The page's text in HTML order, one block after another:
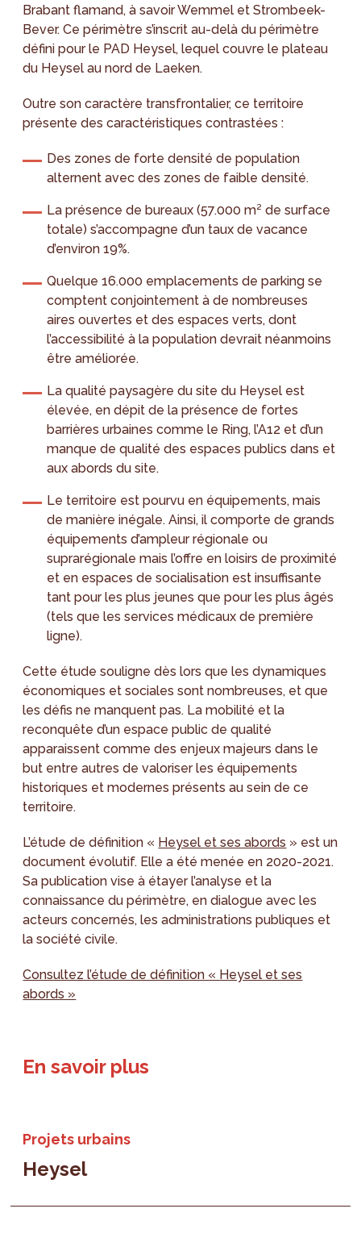
Brabant flamand, à savoir Wemmel et Strombeek-
Bever. Ce périmètre s’inscrit au-delà du périmètre
défini pour le PAD Heysel, lequel couvre le plateau
du Heysel au nord de Laeken.
Outre son caractère transfrontalier, ce territoire
présente des caractéristiques contrastées :
Des zones de forte densité de population
alternent avec des zones de faible densité.
La présence de bureaux (57.000 m² de surface
totale) s’accompagne d’un taux de vacance
d’environ 19%.
Quelque 16.000 emplacements de parking se
comptent conjointement à de nombreuses
aires ouvertes et des espaces verts, dont
l’accessibilité à la population devrait néanmoins
être améliorée.
La qualité paysagère du site du Heysel est
élevée, en dépit de la présence de fortes
barrières urbaines comme le Ring, l’A12 et d’un
manque de qualité des espaces publics dans et
aux abords du site.
Le territoire est pourvu en équipements, mais
de manière inégale. Ainsi, il comporte de grands
équipements d’ampleur régionale ou
suprarégionale mais l’offre en loisirs de proximité
et en espaces de socialisation est insuffisante
tant pour les plus jeunes que pour les plus âgés
(tels que les services médicaux de première
ligne).
Cette étude souligne dès lors que les dynamiques
économiques et sociales sont nombreuses, et que
les défis ne manquent pas. La mobilité et la
reconquête d’un espace public de qualité
apparaissent comme des enjeux majeurs dans le
but entre autres de valoriser les équipements
historiques et modernes présents au sein de ce
territoire.
L’étude de définition « Heysel et ses abords » est un
document évolutif. Elle a été menée en 2020-2021.
Sa publication vise à étayer l’analyse et la
connaissance du périmètre, en dialogue avec les
acteurs concernés, les administrations publiques et
la société civile.
Consultez l’étude de définition « Heysel et ses
abords »
En savoir plus
Projets urbains
Heysel